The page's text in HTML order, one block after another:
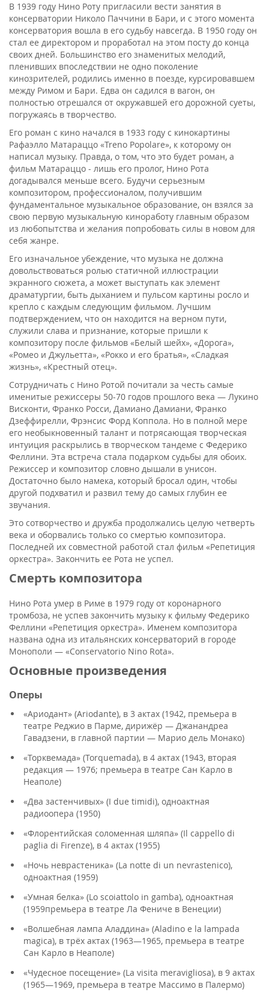
В 1939 году Нино Роту пригласили вести занятия в
консерватории Николо Паччини в Бари, и с этого момента
консерватория вошла в его судьбу навсегда. В 1950 году он
стал ее директором и проработал на этом посту до конца
своих дней. Большинство его знаменитых мелодий,
пленивших впоследствии не одно поколение
кинозрителей, родились именно в поезде, курсировавшем
между Римом и Бари. Едва он садился в вагон, он
полностью отрешался от окружавшей его дорожной суеты,
погружаясь в творчество.
Его роман с кино начался в 1933 году с кинокартины
Рафаэлло Матараццо «Treno Popolare», к которому он
написал музыку. Правда, о том, что это будет роман, а
фильм Матараццо - лишь его пролог, Нино Рота
догадывался меньше всего. Будучи серьезным
композитором, профессионалом, получившим
фундаментальное музыкальное образование, он взялся за
свою первую музыкальную киноработу главным образом
из любопытства и желания попробовать силы в новом для
себя жанре.
Его изначальное убеждение, что музыка не должна
довольствоваться ролью статичной иллюстрации
экранного сюжета, а может выступать как элемент
драматургии, быть дыханием и пульсом картины росло и
крепло с каждым следующим фильмом. Лучшим
подтверждением, что он находится на верном пути,
служили слава и признание, которые пришли к
композитору после фильмов «Белый шейх», «Дорога»,
«Ромео и Джульетта», «Рокко и его братья», «Сладкая
жизнь», «Крестный отец».
Сотрудничать с Нино Ротой почитали за честь самые
именитые режиссеры 50-70 годов прошлого века — Лукино
Висконти, Франко Росси, Дамиано Дамиани, Франко
Дзеффирелли, Фрэнсис Форд Коппола. Но в полной мере
его необыкновенный талант и потрясающая творческая
интуиция раскрылись в творческом тандеме с Федерико
Феллини. Эта встреча стала подарком судьбы для обоих.
Режиссер и композитор словно дышали в унисон.
Достаточно было намека, который бросал один, чтобы
другой подхватил и развил тему до самых глубин ее
звучания.
Это сотворчество и дружба продолжались целую четверть
века и оборвались только со смертью композитора.
Последней их совместной работой стал фильм «Репетиция
оркестра». Закончить ее Рота не успел.
Смерть композитора
Нино Рота умер в Риме в 1979 году от коронарного
тромбоза, не успев закончить музыку к фильму Федерико
Феллини «Репетиция оркестра». Именем композитора
названа одна из итальянских консерваторий в городе
Монополи — «Conservatorio Nino Rota».
Основные произведения
Оперы
«Ариодант» (Ariodante), в 3 актах (1942, премьера в
театре Реджио в Парме, дирижёр — Джанандреа
Гавадзени, в главной партии — Марио дель Монако)
«Торквемада» (Torquemada), в 4 актах (1943, вторая
редакция — 1976; премьера в театре Сан Карло в
Неаполе)
«Два застенчивых» (I due timidi), одноактная
радиоопера (1950)
«Флорентийская соломенная шляпа» (Il cappello di
paglia di Firenze), в 4 актах (1955)
«Ночь неврастеника» (La notte di un nevrastenico),
одноактная (1959)
«Умная белка» (Lo scoiattolo in gamba), одноактная
(1959премьера в театре Ла Фениче в Венеции)
«Волшебная лампа Аладдина» (Aladino e la lampada
magica), в трёх актах (1963—1965, премьера в театре
Сан Карло в Неаполе)
«Чудесное посещение» (La visita meravigliosa), в 9 актах
(1965—1969, премьера в театре Массимо в Палермо)